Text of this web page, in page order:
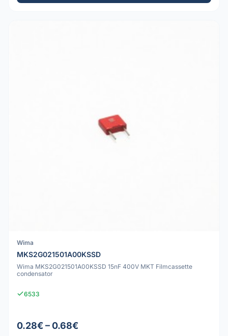
Wima
MKS2G021501A00KSSD
Wima MKS2G021501A00KSSD 15nF 400V MKT Filmcassette
condensator
6533
0.28€ – 0.68€